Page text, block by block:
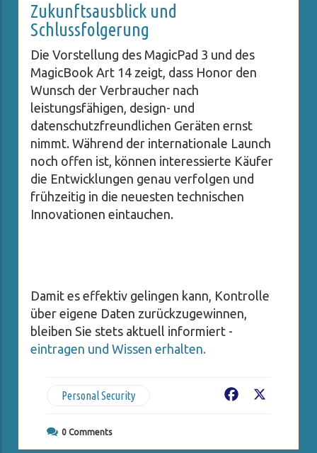
Zukunftsausblick und
Schlussfolgerung
Die Vorstellung des MagicPad 3 und des
MagicBook Art 14 zeigt, dass Honor den
Wunsch der Verbraucher nach
leistungsfähigen, design- und
datenschutzfreundlichen Geräten ernst
nimmt. Während der internationale Launch
noch offen ist, können interessierte Käufer
die Entwicklungen genau verfolgen und
frühzeitig in die neuesten technischen
Innovationen eintauchen.
Damit es effektiv gelingen kann, Kontrolle
über eigene Daten zurückzugewinnen,
bleiben Sie stets aktuell informiert -
eintragen und Wissen erhalten.
Personal Security Facebook
0 Comments